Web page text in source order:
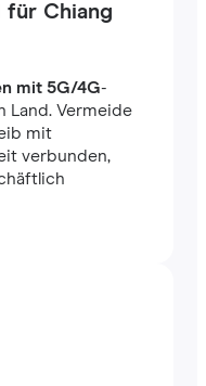
für Chiang
mit 5G/4G-
Land. Vermeide
mit
verbunden,